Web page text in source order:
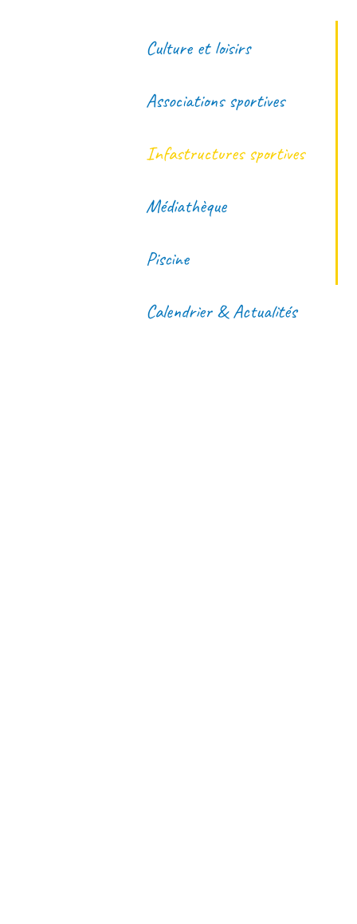
Culture et loisirs
Associations sportives
Infastructures sportives
Médiathèque
Piscine
Calendrier & Actualités